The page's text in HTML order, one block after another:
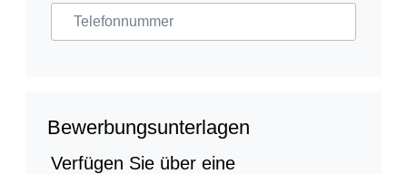
Bewerbungsunterlagen
Verfügen Sie über eine